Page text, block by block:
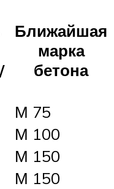
Ближайшая
марка
бетона
М 75
М 100
М 150
М 150